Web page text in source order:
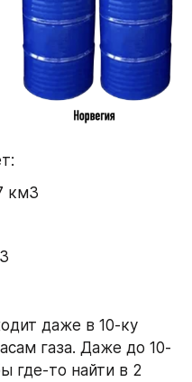
км3
даже в 10-ку
газа. Даже до 10-
где-то найти в 2